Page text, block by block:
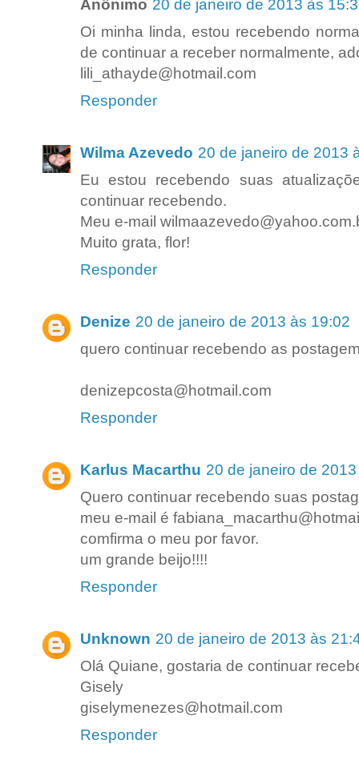
Anônimo 20 de janeiro de 2013 às
Oi minha linda, estou recebendo
de continuar a receber normalmente,
lili_athayde@hotmail.com
Responder
Wilma Azevedo 20 de janeiro de 2013
Eu estou recebendo suas
continuar recebendo.
Meu e-mail
Muito grata, flor!
Responder
Denize 20 de janeiro de 2013 às 19:02
quero continuar recebendo as
denizepcosta@hotmail.com
Responder
Karlus Macarthu 20 de janeiro de
Quero continuar recebendo suas
meu e-mail é
comfirma o meu por favor.
um grande beijo!!!!
Responder
Unknown 20 de janeiro de 2013 às
Olá Quiane, gostaria de continuar
Gisely
giselymenezes@hotmail.com
Responder